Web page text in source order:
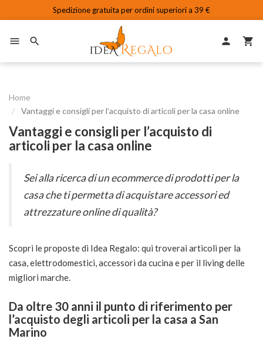
Spedizione gratuita per ordini superiori a 39 €
 
person

Home
Vantaggi e consigli per l’acquisto di articoli per la casa online
Vantaggi e consigli per l’acquisto di
articoli per la casa online
Sei alla ricerca di un ecommerce di prodotti per la
casa che ti permetta di acquistare accessori ed
attrezzature online di qualità?
Scopri le proposte di Idea Regalo: qui troverai articoli per la
casa, elettrodomestici, accessori da cucina e per il living delle
migliori marche.
Da oltre 30 anni il punto di riferimento per
l’acquisto degli articoli per la casa a San
Marino